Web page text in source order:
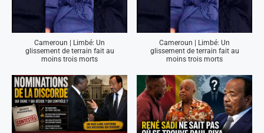
Cameroun | Limbé: Un
glissement de terrain fait au
moins trois morts
Cameroun | Limbé: Un
glissement de terrain fait au
moins trois morts